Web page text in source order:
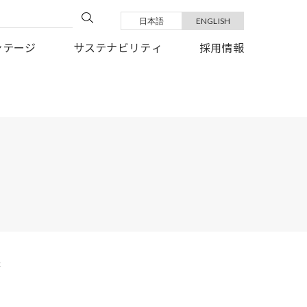
を、心よりお祈り申しあげます。
日本語 ENGLISH
ージ サステナビリティ 採用情報